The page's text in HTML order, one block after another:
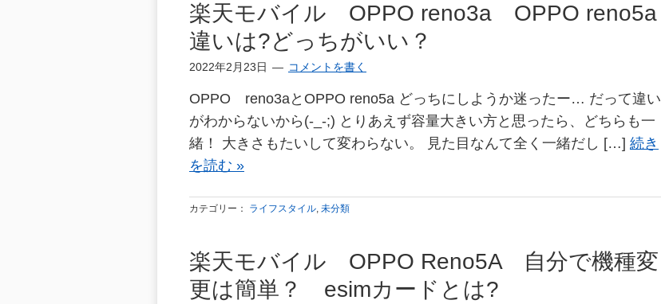
楽天モバイル OPPO reno3a OPPO reno5a
違いは?どっちがいい？
2022年2月23日 コメントを書く
OPPO reno3aとOPPO reno5a どっちにしようか迷ったー… だって違い
がわからないから(-_-;) とりあえず容量大きい方と思ったら、どちらも一
緒！ 大きさもたいして変わらない。 見た目なんて全く一緒だし […] 続き
を読む »
カテゴリー： ライフスタイル, 未分類
楽天モバイル OPPO Reno5A 自分で機種変
更は簡単？ esimカードとは?